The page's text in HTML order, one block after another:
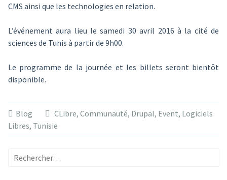
CMS ainsi que les technologies en relation.
L’événement aura lieu le samedi 30 avril 2016 à la cité de
sciences de Tunis à partir de 9h00.
Le programme de la journée et les billets seront bientôt
disponible.
Blog CLibre, Communauté, Drupal, Event, Logiciels
Libres, Tunisie
Rechercher :